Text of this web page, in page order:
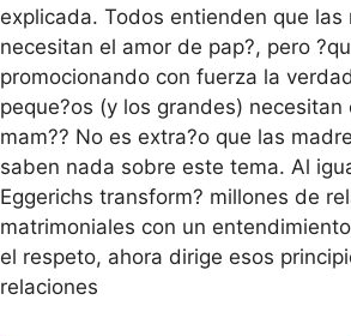
explicada. Todos entienden que las
necesitan el amor de pap?, pero
promocionando con fuerza la
peque?os (y los grandes) necesitan
mam?? No es extra?o que las
saben nada sobre este tema. Al
Eggerichs transform? millones de
matrimoniales con un
el respeto, ahora dirige esos
relaciones